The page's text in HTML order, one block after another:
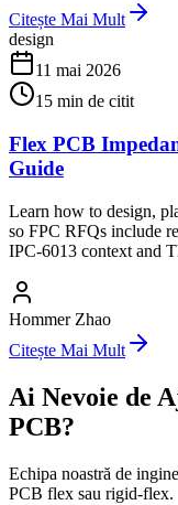
Citește Mai Mult
design
11 mai 2026
15 min de citit
Flex PCB
Guide
Learn how to design,
so FPC RFQs include
IPC-6013 context and
Hommer Zhao
Citește Mai Mult
Ai Nevoie de
PCB?
Echipa noastră de
PCB flex sau rigid-flex.